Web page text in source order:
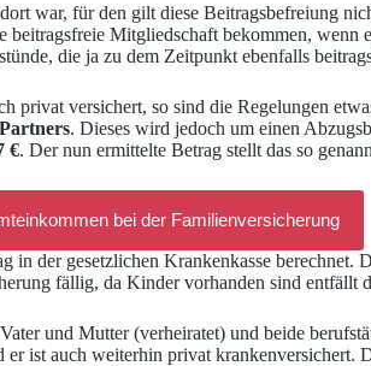
war, für den gilt diese Beitragsbefreiung
Mitgliedschaft bekommen, wenn
die ja zu dem Zeitpunkt ebenfalls
privat versichert, so sind die Regelungen
. Dieses wird jedoch um einen
€. Der nun ermittelte Betrag stellt das so
bei der Familienversicherung
in der gesetzlichen Krankenkasse
fällig, da Kinder vorhanden sind
und Mutter (verheiratet) und beide
ist auch weiterhin privat krankenversichert.